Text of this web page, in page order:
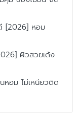
[2026] หอม
ผิวสวยเด้ง
อม ไม่เหนียวติด